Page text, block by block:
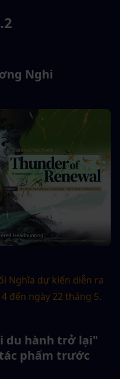
Nghi
Nghĩa dự kiến diễn ra
đến ngày 22 tháng 5.
du hành trở lại"
phẩm trước